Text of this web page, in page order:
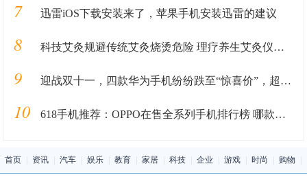
7 迅雷iOS下载安装来了，苹果手机安装迅雷的建议
8 科技艾灸规避传统艾灸烧烫危险 理疗养生艾灸仪你值得拥有
9 迎战双十一，四款华为手机纷纷跌至“惊喜价”，超高性价比
10 618手机推荐：OPPO在售全系列手机排行榜 哪款更值得买？
首页 资讯 汽车 娱乐 教育 家居 科技 企业 游戏 时尚 购物